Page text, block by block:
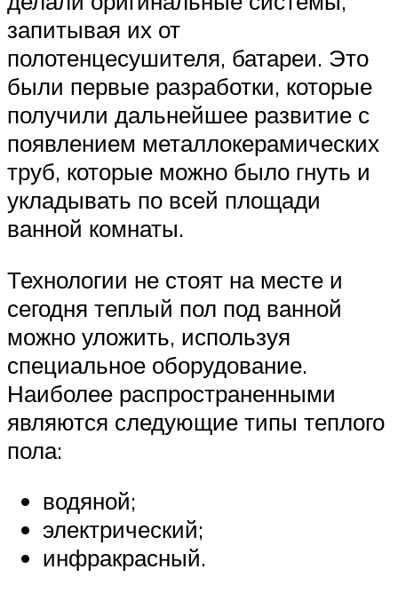
запитывая их от
полотенцесушителя, батареи. Это
были первые разработки, которые
получили дальнейшее развитие с
появлением металлокерамических
труб, которые можно было гнуть и
укладывать по всей площади
ванной комнаты.
Технологии не стоят на месте и
сегодня теплый пол под ванной
можно уложить, используя
специальное оборудование.
Наиболее распространенными
являются следующие типы теплого
пола:
водяной;
электрический;
инфракрасный.